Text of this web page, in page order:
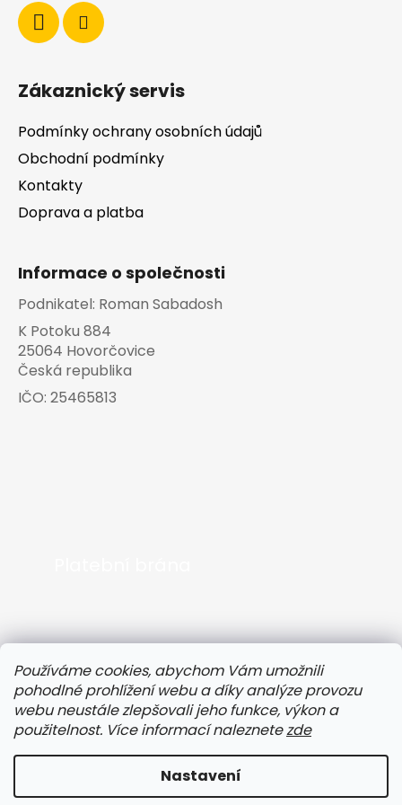
Používáme cookies, abychom Vám umožnili
pohodlné prohlížení webu a díky analýze provozu
webu neustále zlepšovali jeho funkce, výkon a
použitelnost. Více informací naleznetezde
Nastavení
Speciální sleva pro naše zákazníky!
Zákaznický servis
Podmínky ochrany osobních údajů
Obchodní podmínky
Kontakty
Doprava a platba
Informace o společnosti
Podnikatel: Roman Sabadosh
K Potoku 884
25064 Hovorčovice
Česká republika
IČO: 25465813
Vytvořil Shoptet